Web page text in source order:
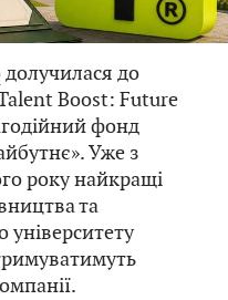
долучилася до
Boost: Future
фонд
Уже з
року найкращі
та
університету